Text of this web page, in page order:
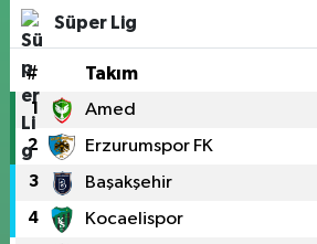
Süper Lig
# Takım
1 Amed
2 Erzurumspor FK
3 Başakşehir
4 Kocaelispor